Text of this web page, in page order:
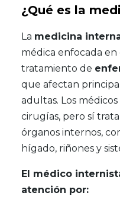
¿Qué es la
La medicina
médica enfocada
tratamiento de
que afectan
adultas. Los
cirugías, pero sí
órganos internos,
hígado, riñones y
El médico
atención por: